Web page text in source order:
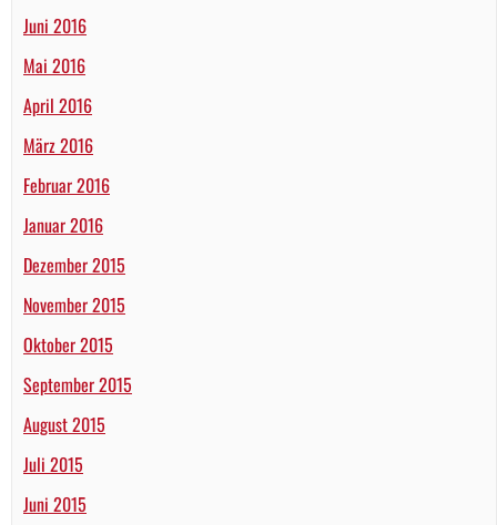
Juni 2016
Mai 2016
April 2016
März 2016
Februar 2016
Januar 2016
Dezember 2015
November 2015
Oktober 2015
September 2015
August 2015
Juli 2015
Juni 2015